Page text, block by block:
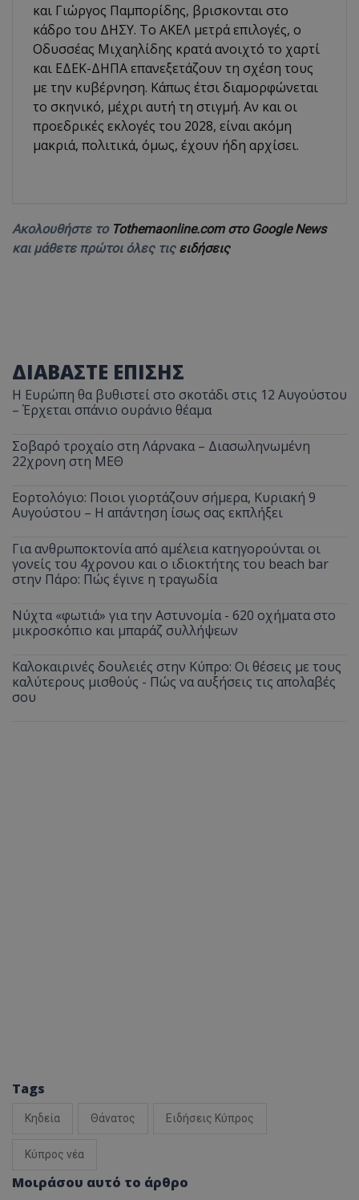
και Γιώργος Παμπορίδης, βρισκονται στο
κάδρο του ΔΗΣΥ. Το ΑΚΕΛ μετρά επιλογές, ο
Οδυσσέας Μιχαηλίδης κρατά ανοιχτό το χαρτί
και ΕΔΕΚ-ΔΗΠΑ επανεξετάζουν τη σχέση τους
με την κυβέρνηση. Κάπως έτσι διαμορφώνεται
το σκηνικό, μέχρι αυτή τη στιγμή. Αν και οι
προεδρικές εκλογές του 2028, είναι ακόμη
μακριά, πολιτικά, όμως, έχουν ήδη αρχίσει.
Ακολουθήστε το Tothemaonline.com στο Google News
και μάθετε πρώτοι όλες τις ειδήσεις
ΔΙΑΒΑΣΤΕ ΕΠΙΣΗΣ
Η Ευρώπη θα βυθιστεί στο σκοτάδι στις 12 Αυγούστου
– Έρχεται σπάνιο ουράνιο θέαμα
Σοβαρό τροχαίο στη Λάρνακα – Διασωληνωμένη
22χρονη στη ΜΕΘ
Εορτολόγιο: Ποιοι γιορτάζουν σήμερα, Κυριακή 9
Αυγούστου – Η απάντηση ίσως σας εκπλήξει
Για ανθρωποκτονία από αμέλεια κατηγορούνται οι
γονείς του 4χρονου και ο ιδιοκτήτης του beach bar
στην Πάρο: Πώς έγινε η τραγωδία
Νύχτα «φωτιά» για την Αστυνομία - 620 οχήματα στο
μικροσκόπιο και μπαράζ συλλήψεων
Καλοκαιρινές δουλειές στην Κύπρο: Οι θέσεις με τους
καλύτερους μισθούς - Πώς να αυξήσεις τις απολαβές
σου
Tags
Κηδεία Θάνατος Ειδήσεις Κύπρος
Κύπρος νέα
Μοιράσου αυτό το άρθρο